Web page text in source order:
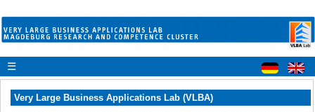
☰
Very Large Business Applications Lab (VLBA)